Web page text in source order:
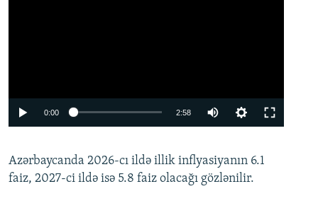
0:00 2:58
360p
480p
Azərbaycanda 2026-cı ildə illik inflyasiyanın 6.1
faiz, 2027-ci ildə isə 5.8 faiz olacağı gözlənilir.